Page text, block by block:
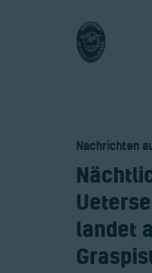
Fliegen
Nachrichten
landet